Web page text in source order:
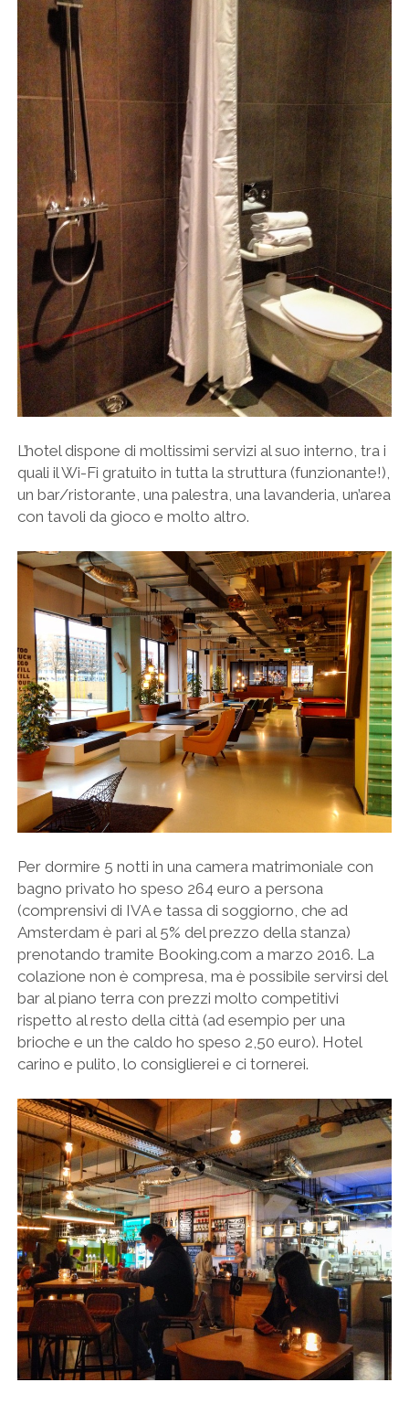
L’hotel dispone di moltissimi servizi al suo interno, tra i
quali il Wi-Fi gratuito in tutta la struttura (funzionante!),
un bar/ristorante, una palestra, una lavanderia, un’area
con tavoli da gioco e molto altro.
Per dormire 5 notti in una camera matrimoniale con
bagno privato ho speso 264 euro a persona
(comprensivi di IVA e tassa di soggiorno, che ad
Amsterdam è pari al 5% del prezzo della stanza)
prenotando tramite Booking.com a marzo 2016. La
colazione non è compresa, ma è possibile servirsi del
bar al piano terra con prezzi molto competitivi
rispetto al resto della città (ad esempio per una
brioche e un the caldo ho speso 2,50 euro). Hotel
carino e pulito, lo consiglierei e ci tornerei.